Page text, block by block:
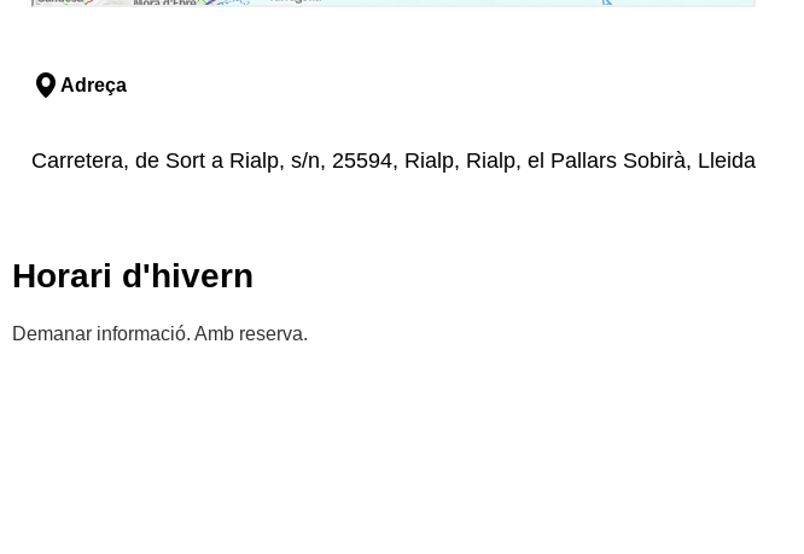
Adreça
Carretera, de Sort a Rialp, s/n, 25594, Rialp, Rialp, el Pallars Sobirà, Lleida
Horari d'hivern
Demanar informació. Amb reserva.